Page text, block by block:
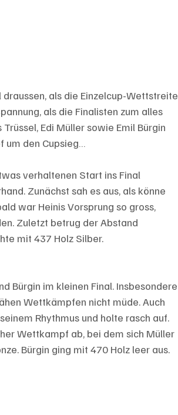
als die Einzelcup-Wettstreite
als die Finalisten zum alles
Edi Müller sowie Emil Bürgin
um den Cupsieg…
verhaltenen Start ins Final
Zunächst sah es aus, als könne
war Heinis Vorsprung so gross,
Zuletzt betrug der Abstand
mit 437 Holz Silber.
Bürgin im kleinen Final. Insbesondere
Wettkämpfen nicht müde. Auch
Rhythmus und holte rasch auf.
Wettkampf ab, bei dem sich Müller
Bürgin ging mit 470 Holz leer aus.